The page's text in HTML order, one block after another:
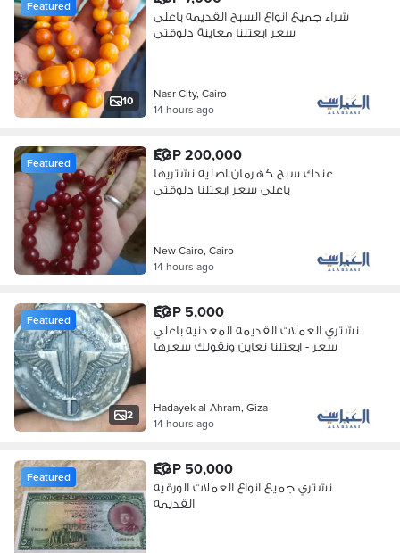
10
Featured
شراء جميع انواع السبح القديمه باعلى
سعر ابعتلنا معاينة دلوقتى
Nasr City, Cairo
14 hours ago
Featured EGP 200,000
عندك سبح كهرمان اصليه نشتريها
باعلى سعر ابعتلنا دلوقتى
New Cairo, Cairo
14 hours ago
2
Featured EGP 5,000
نشتري العملات القديمه المعدنيه باعلي
سعر - ابعتلنا نعاين ونقولك سعرها
Hadayek al-Ahram, Giza
14 hours ago
Featured EGP 50,000
نشتري جميع انواع العملات الورقيه
القديمه